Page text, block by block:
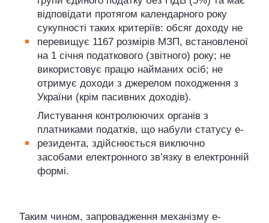
відповідати протягом календарного року
сукупності таких критеріїв: обсяг доходу не
перевищує 1167 розмірів МЗП, встановленої
на 1 січня податкового (звітного) року; не
використовує працю найманих осіб; не
отримує доходи з джерелом походження з
України (крім пасивних доходів).
Листування контролюючих органів з
платниками податків, що набули статусу е-
резидента, здійснюється виключно
засобами електронного зв’язку в електронній
формі.
Таким чином, запровадження механізму е-